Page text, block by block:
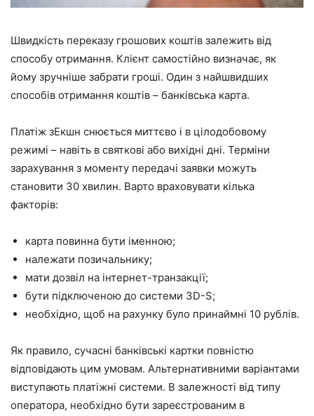
Швидкість переказу грошових коштів залежить від
способу отримання. Клієнт самостійно визначає, як
йому зручніше забрати гроші. Один з найшвидших
способів отримання коштів – банківська карта.
Платіж зЕкшн снюється миттєво і в цілодобовому
режимі – навіть в святкові або вихідні дні. Терміни
зарахування з моменту передачі заявки можуть
становити 30 хвилин. Варто враховувати кілька
факторів:
карта повинна бути іменною;
належати позичальнику;
мати дозвіл на інтернет-транзакції;
бути підключеною до системи 3D-S;
необхідно, щоб на рахунку було принаймні 10 рублів.
Як правило, сучасні банківські картки повністю
відповідають цим умовам. Альтернативними варіантами
виступають платіжні системи. В залежності від типу
оператора, необхідно бути зареєстрованим в